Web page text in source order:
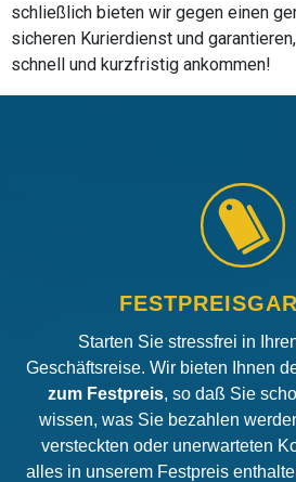
schließlich bieten wir gegen einen
sicheren Kurierdienst und
schnell und kurzfristig ankommen!
Starten Sie stressfrei in
Geschäftsreise. Wir bieten Ihnen
zum Festpreis, so daß Sie
wissen, was Sie bezahlen
versteckten oder unerwarteten
alles in unserem Festpreis